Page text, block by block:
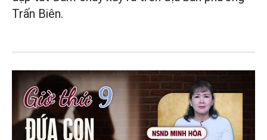
Trấn Biên.